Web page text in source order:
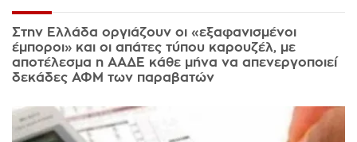
Στην Ελλάδα οργιάζουν οι «εξαφανισμένοι
έμποροι» και οι απάτες τύπου καρουζέλ, με
αποτέλεσμα η ΑΑΔΕ κάθε μήνα να απενεργοποιεί
δεκάδες ΑΦΜ των παραβατών